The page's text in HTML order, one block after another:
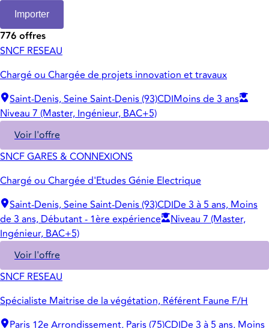
Importer
776 offres
SNCF RESEAU
Chargé ou Chargée de projets innovation et travaux
Saint-Denis, Seine Saint-Denis (93)CDIMoins de 3 ans
Niveau 7 (Master, Ingénieur, BAC+5)
Voir l'offre
SNCF GARES & CONNEXIONS
Chargé ou Chargée d'Etudes Génie Electrique
Saint-Denis, Seine Saint-Denis (93)CDIDe 3 à 5 ans, Moins
de 3 ans, Débutant - 1ère expérience
Niveau 7 (Master,
Ingénieur, BAC+5)
Voir l'offre
SNCF RESEAU
Spécialiste Maitrise de la végétation, Référent Faune F/H